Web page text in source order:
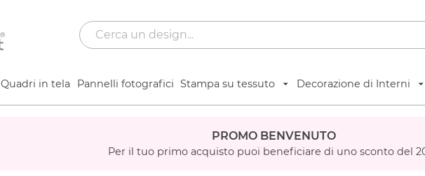
Quadri in tela Pannelli fotografici Stampa su tessuto Decorazione di Interni
PROMO BENVENUTO
Per il tuo primo acquisto puoi beneficiare di uno sconto del